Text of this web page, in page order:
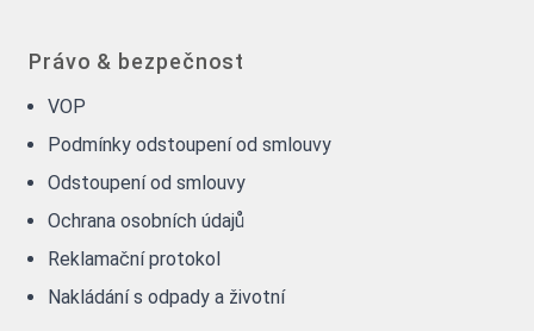
Právo & bezpečnost
VOP
Podmínky odstoupení od smlouvy
Odstoupení od smlouvy
Ochrana osobních údajů
Reklamační protokol
Nakládání s odpady a životní